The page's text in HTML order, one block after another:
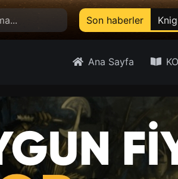
Son haberler
Ana Sayfa